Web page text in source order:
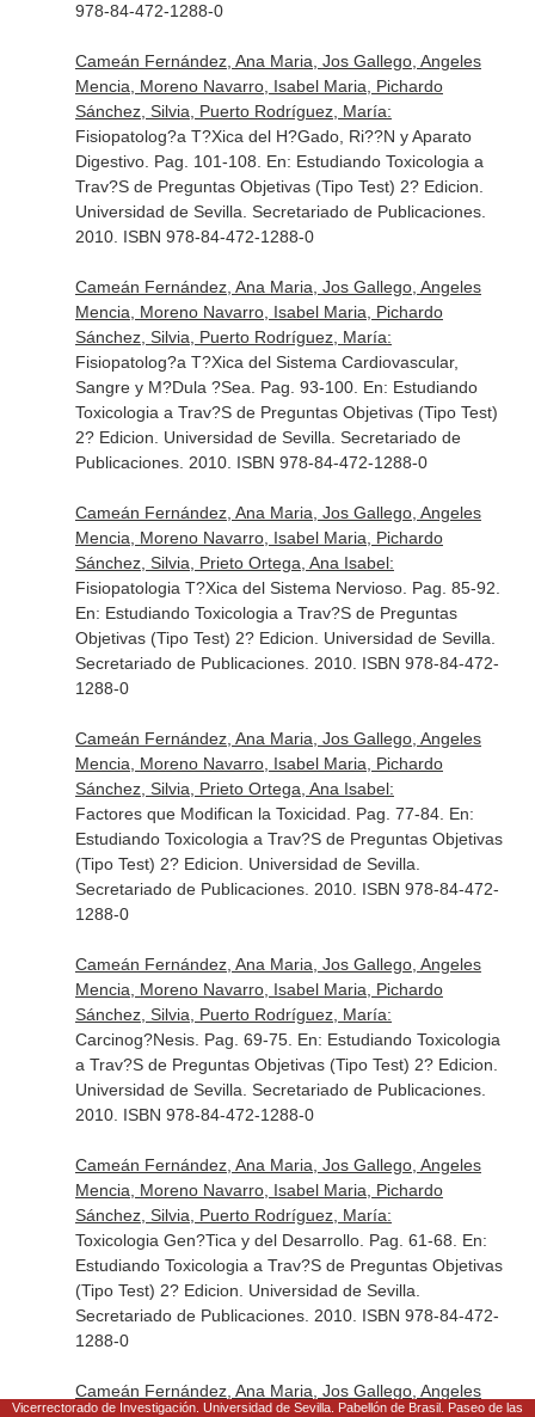
978-84-472-1288-0
Cameán Fernández, Ana Maria, Jos Gallego, Angeles
Mencia, Moreno Navarro, Isabel Maria, Pichardo
Sánchez, Silvia, Puerto Rodríguez, María:
Fisiopatolog?a T?Xica del H?Gado, Ri??N y Aparato
Digestivo. Pag. 101-108. En: Estudiando Toxicologia a
Trav?S de Preguntas Objetivas (Tipo Test) 2? Edicion
Universidad de Sevilla. Secretariado de Publicaciones.
2010. ISBN 978-84-472-1288-0
Cameán Fernández, Ana Maria, Jos Gallego, Angeles
Mencia, Moreno Navarro, Isabel Maria, Pichardo
Sánchez, Silvia, Puerto Rodríguez, María:
Fisiopatolog?a T?Xica del Sistema Cardiovascular,
Sangre y M?Dula ?Sea. Pag. 93-100. En: Estudiando
Toxicologia a Trav?S de Preguntas Objetivas (Tipo Test)
2? Edicion . Universidad de Sevilla. Secretariado de
Publicaciones. 2010. ISBN 978-84-472-1288-0
Cameán Fernández, Ana Maria, Jos Gallego, Angeles
Mencia, Moreno Navarro, Isabel Maria, Pichardo
Sánchez, Silvia, Prieto Ortega, Ana Isabel:
Fisiopatologia T?Xica del Sistema Nervioso. Pag. 85-92.
En: Estudiando Toxicologia a Trav?S de Preguntas
Objetivas (Tipo Test) 2? Edicion . Universidad de Sevilla.
Secretariado de Publicaciones. 2010. ISBN 978-84-472-
1288-0
Cameán Fernández, Ana Maria, Jos Gallego, Angeles
Mencia, Moreno Navarro, Isabel Maria, Pichardo
Sánchez, Silvia, Prieto Ortega, Ana Isabel:
Factores que Modifican la Toxicidad. Pag. 77-84. En:
Estudiando Toxicologia a Trav?S de Preguntas Objetivas
(Tipo Test) 2? Edicion . Universidad de Sevilla.
Secretariado de Publicaciones. 2010. ISBN 978-84-472-
1288-0
Cameán Fernández, Ana Maria, Jos Gallego, Angeles
Mencia, Moreno Navarro, Isabel Maria, Pichardo
Sánchez, Silvia, Puerto Rodríguez, María:
Carcinog?Nesis. Pag. 69-75. En: Estudiando Toxicologia
a Trav?S de Preguntas Objetivas (Tipo Test) 2? Edicion
Universidad de Sevilla. Secretariado de Publicaciones.
2010. ISBN 978-84-472-1288-0
Cameán Fernández, Ana Maria, Jos Gallego, Angeles
Mencia, Moreno Navarro, Isabel Maria, Pichardo
Sánchez, Silvia, Puerto Rodríguez, María:
Toxicologia Gen?Tica y del Desarrollo. Pag. 61-68. En:
Estudiando Toxicologia a Trav?S de Preguntas Objetivas
(Tipo Test) 2? Edicion . Universidad de Sevilla.
Secretariado de Publicaciones. 2010. ISBN 978-84-472-
1288-0
Cameán Fernández, Ana Maria, Jos Gallego, Angeles
Vicerrectorado de Investigación. Universidad de Sevilla. Pabellón de Brasil. Paseo de las